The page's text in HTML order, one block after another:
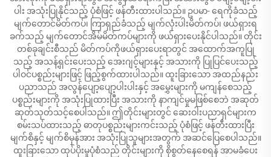
ပါး အသုံးပြုနိုင်သည့် ပုံစံဖြင့် ဖန်တီးထားပါသည်။ ဥပမာ- ရေကိုခံသည့်
မျက်တောင်မိတ်ကပ်၊ ကြာရှည်ခံသည့် မျက်လုံးပါးမိတ်ကပ်၊ ဖယ်ရှားရ
ခက်သည့် မျက်တောင်အိမ်မိတ်ကပ်များကို ဖယ်ရှားပေးနိုင်ပါသည်။ တိုင်း
တစ်ခုချင်းစီသည် မိတ်ကပ်ကိုဖယ်ရှားပေးရာတွင် အထောက်အကူပြု
သည့် အသန့်ရှင်းပေးသည့် အေးဂျင့်များနှင့် အသားကို ပြုပြင်ပေးသည့်
ပါဝင်ပစ္စည်းများဖြင့် ဖြည့်စွက်ထားပါသည်။ ထူးခြားသော အထည်နည်း
ပညာသည် အလွန်ပျော့ပျော့ပါးပါးနှင့် အမွှေးများကို မကျန်စေသည့်
ပစ္စည်းများကို အသုံးပြုထားပြီး အသားကို နာကျင်မှုမဖြစ်စေဘဲ အဆုတ်
ဆုတ်သုတ်သင့်စေပါသည်။ ဤတိုင်းများတွင် ဆေးဝါးပညာရှင်များက
စမ်းသပ်ထားသည့် ဓာတုပစ္စည်းများကင်းသည့် ပုံစံဖြင့် ဖန်တီးထားပြီး
မျက်စိနှင့် မျက်စိမှန်အား အသုံးပြုသူများအတွက် အဆင်ပြေစေပါသည်။
ထူးခြားသော ထုပ်ပိုးမှုပုံစံသည် တိုင်းများကို စိုစွတ်နေစေရန် အာမခံပေး